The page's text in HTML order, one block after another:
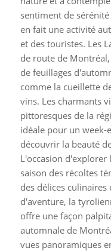
sentiment de
en fait une activité
et des touristes. Les
de route de
de feuillages
comme la cueillette
vins. Les charmants
pittoresques de la
idéale pour un week-
découvrir la beauté
L'occasion d'explorer
saison des récoltes
des délices
d'aventure, la
offre une façon
automnale de
vues panoramiques